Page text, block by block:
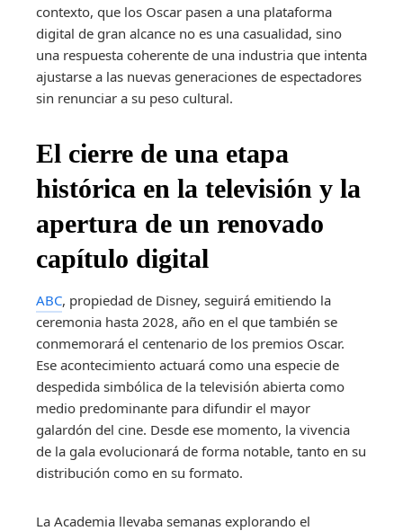
contexto, que los Oscar pasen a una plataforma
digital de gran alcance no es una casualidad, sino
una respuesta coherente de una industria que intenta
ajustarse a las nuevas generaciones de espectadores
sin renunciar a su peso cultural.
El cierre de una etapa
histórica en la televisión y la
apertura de un renovado
capítulo digital
ABC, propiedad de Disney, seguirá emitiendo la
ceremonia hasta 2028, año en el que también se
conmemorará el centenario de los premios Oscar.
Ese acontecimiento actuará como una especie de
despedida simbólica de la televisión abierta como
medio predominante para difundir el mayor
galardón del cine. Desde ese momento, la vivencia
de la gala evolucionará de forma notable, tanto en su
distribución como en su formato.
La Academia llevaba semanas explorando el